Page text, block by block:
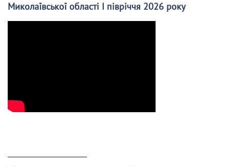
Миколаївської області І півріччя 2026 року